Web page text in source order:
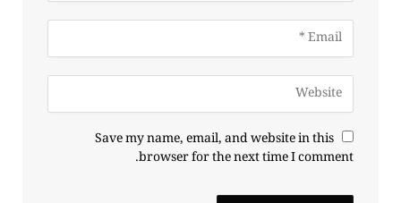
Save my name, email, and website in this
browser for the next time I comment.